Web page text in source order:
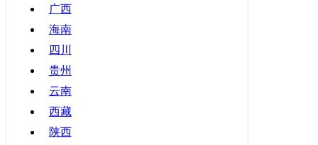
广西
海南
四川
贵州
云南
西藏
陕西